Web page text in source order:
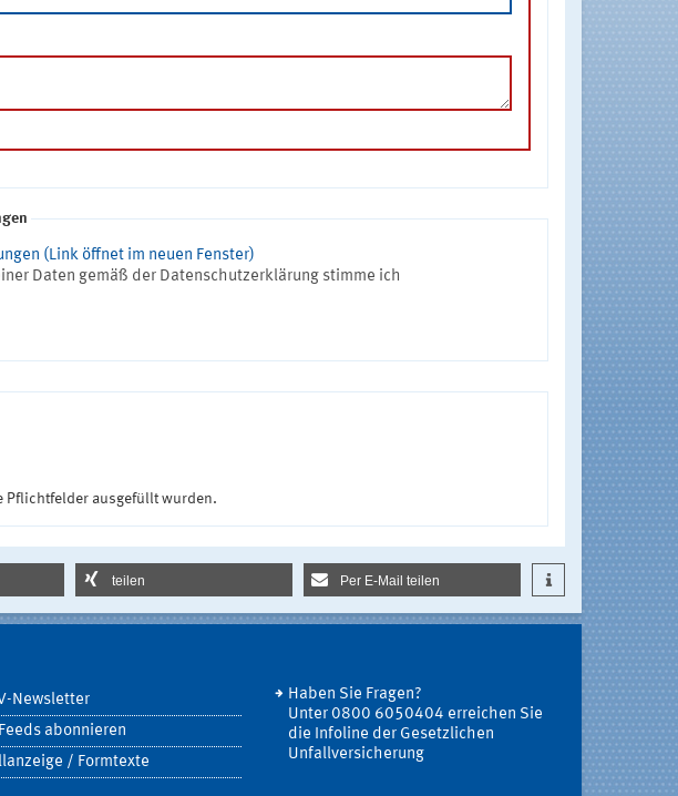
(Link öffnet im neuen Fenster)
Daten gemäß der Datenschutzerklärung stimme ich
Pflichtfelder ausgefüllt wurden.
teilen Per E-Mail teilen
Newsletter
abonnieren
/ Formtexte
Haben Sie Fragen?
Unter 0800 6050404 erreichen Sie
die Infoline der Gesetzlichen
Unfallversicherung